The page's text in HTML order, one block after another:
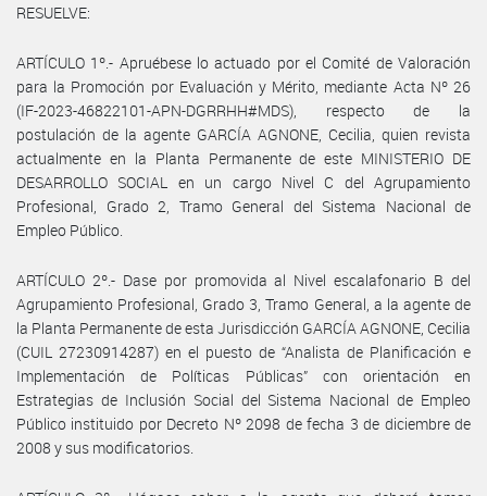
RESUELVE:
ARTÍCULO 1º.- Apruébese lo actuado por el Comité de Valoración
para la Promoción por Evaluación y Mérito, mediante Acta Nº 26
(IF-2023-46822101-APN-DGRRHH#MDS), respecto de la
postulación de la agente GARCÍA AGNONE, Cecilia, quien revista
actualmente en la Planta Permanente de este MINISTERIO DE
DESARROLLO SOCIAL en un cargo Nivel C del Agrupamiento
Profesional, Grado 2, Tramo General del Sistema Nacional de
Empleo Público.
ARTÍCULO 2º.- Dase por promovida al Nivel escalafonario B del
Agrupamiento Profesional, Grado 3, Tramo General, a la agente de
la Planta Permanente de esta Jurisdicción GARCÍA AGNONE, Cecilia
(CUIL 27230914287) en el puesto de “Analista de Planificación e
Implementación de Políticas Públicas” con orientación en
Estrategias de Inclusión Social del Sistema Nacional de Empleo
Público instituido por Decreto Nº 2098 de fecha 3 de diciembre de
2008 y sus modificatorios.